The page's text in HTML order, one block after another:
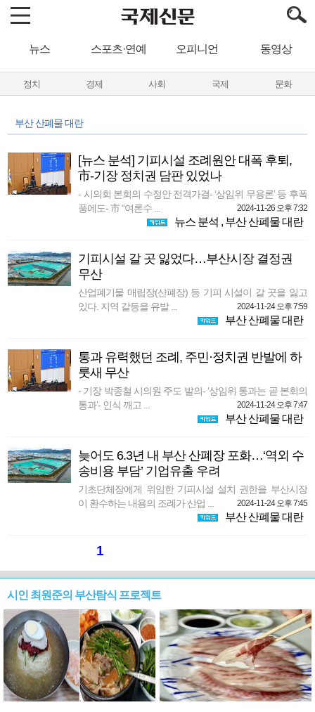
뉴스 스포츠·연예 오피니언 동영상
정치 경제 사회 국제 문화
부산 산폐물 대란
[뉴스 분석] 기피시설 조례원안 대폭 후퇴,
市-기장 정치권 담판 있었나
- 시의회 본회의 수정안 전격가결- ‘상임위 무용론’ 등 후폭
풍에도- 市 “여론수 ...
2024-11-26 오후 7:32
뉴스 분석 , 부산 산폐물 대란
기피시설 갈 곳 잃었다…부산시장 결정권
무산
산업폐기물 매립장(산폐장) 등 기피 시설이 갈 곳을 잃고
있다. 지역 갈등을 유발 ...
2024-11-24 오후 7:59
부산 산폐물 대란
통과 유력했던 조례, 주민·정치권 반발에 하
룻새 무산
- 기장 박종철 시의원 주도 발의- ‘상임위 통과는 곧 본회의
통과’- 인식 깨고 ...
2024-11-24 오후 7:47
부산 산폐물 대란
늦어도 6.3년 내 부산 산폐장 포화…‘역외 수
송비용 부담’ 기업유출 우려
기초단체장에게 위임한 기피시설 설치 권한을 부산시장
이 환수하는 내용의 조례가 산업 ...
2024-11-24 오후 7:45
부산 산폐물 대란
1
시인 최원준의 부산탐식 프로젝트